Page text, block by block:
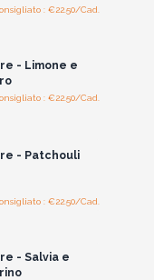
: €22.50/Cad.
- Limone e
: €22.50/Cad.
- Patchouli
: €22.50/Cad.
- Salvia e